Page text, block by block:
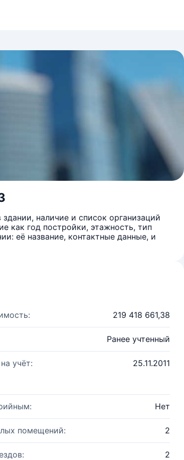
наличие и список организаций
как год постройки, этажность, тип
её название, контактные данные, и
219 418 661,38
Ранее учтенный
учёт: 25.11.2011
Нет
помещений: 2
2